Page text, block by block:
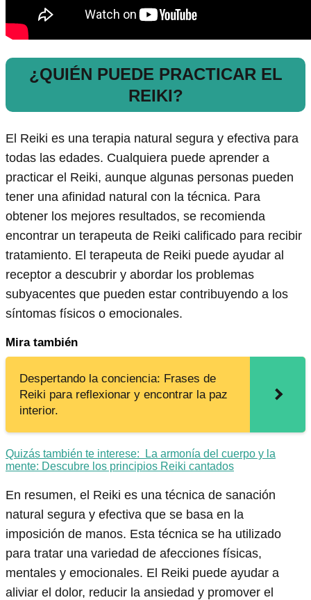
¿QUIÉN PUEDE PRACTICAR EL
REIKI?
El Reiki es una terapia natural segura y efectiva para
todas las edades. Cualquiera puede aprender a
practicar el Reiki, aunque algunas personas pueden
tener una afinidad natural con la técnica. Para
obtener los mejores resultados, se recomienda
encontrar un terapeuta de Reiki calificado para recibir
tratamiento. El terapeuta de Reiki puede ayudar al
receptor a descubrir y abordar los problemas
subyacentes que pueden estar contribuyendo a los
síntomas físicos o emocionales.
Mira también
Despertando la conciencia: Frases de
Reiki para reflexionar y encontrar la paz
interior.
Quizás también te interese:
La armonía del cuerpo y la
mente: Descubre los principios Reiki cantados
En resumen, el Reiki es una técnica de sanación
natural segura y efectiva que se basa en la
imposición de manos. Esta técnica se ha utilizado
para tratar una variedad de afecciones físicas,
mentales y emocionales. El Reiki puede ayudar a
aliviar el dolor, reducir la ansiedad y promover el